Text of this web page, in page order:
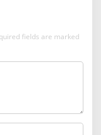
fields are marked